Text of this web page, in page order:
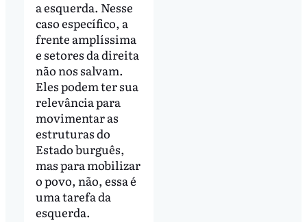
a esquerda. Nesse
caso específico, a
frente amplíssima
e setores da direita
não nos salvam.
Eles podem ter sua
relevância para
movimentar as
estruturas do
Estado burguês,
mas para mobilizar
o povo, não, essa é
uma tarefa da
esquerda.